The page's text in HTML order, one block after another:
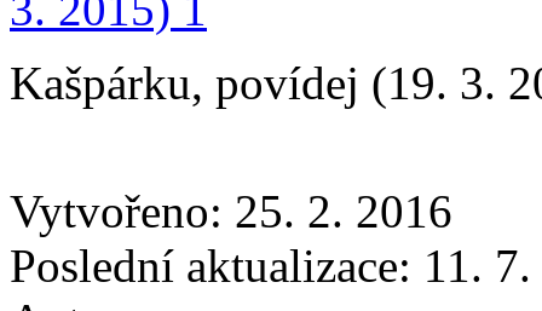
Kašpárku, povídej (19. 3.
Vytvořeno: 25. 2. 2016
Poslední aktualizace: 11.